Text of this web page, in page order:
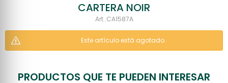
CARTERA NOIR
CA1587A
Este artículo está agotado.
PRODUCTOS QUE TE PUEDEN INTERESAR